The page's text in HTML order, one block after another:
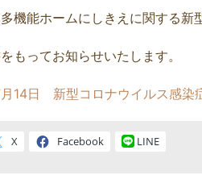
機能ホームにしきえに関する新
もってお知らせいたします。
14日 新型コロナウイルス感染
X Facebook LINE